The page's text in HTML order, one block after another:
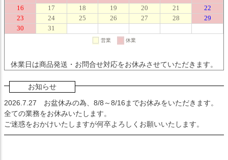
休業日は商品発送・お問合せ対応をお休みさせていただきます。
お知らせ
2026.7.27 お盆休みの為、8/8～8/16までお休みをいただきます。
全ての業務をお休みいたします。
ご迷惑をおかけいたしますが何卒よろしくお願いいたします。